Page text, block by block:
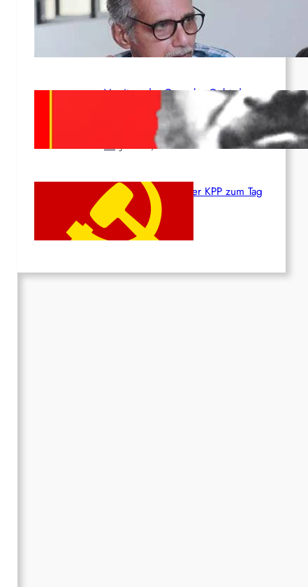
Indien: „Die Politik der
Kapitulation“ von K. Murali (Ajith)
Juli 1, 2026
Vorsitzender Gonzalo: Gebt das
Leben für die Partei und die
Juni 19, 2026
Beschluss des ZK der KPP zum Tag
des Heldentums
Juni 19, 2026